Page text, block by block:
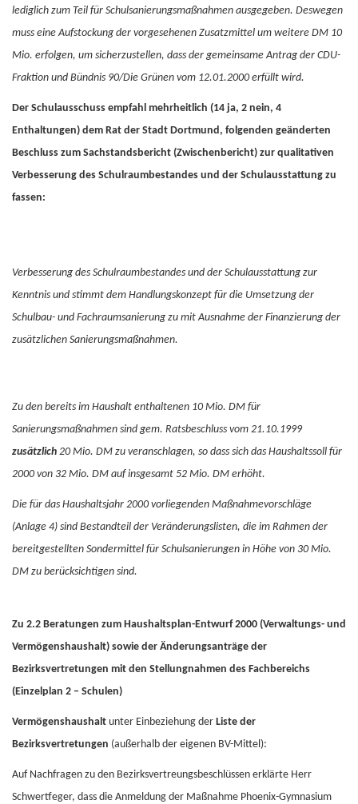
lediglich zum Teil für Schulsanierungsmaßnahmen ausgegeben. Deswegen
muss eine Aufstockung der vorgesehenen Zusatzmittel um weitere DM 10
Mio. erfolgen, um sicherzustellen, dass der gemeinsame Antrag der CDU-
Fraktion und Bündnis 90/Die Grünen vom 12.01.2000 erfüllt wird.
Der Schulausschuss empfahl mehrheitlich (14 ja, 2 nein, 4
Enthaltungen) dem Rat der Stadt Dortmund, folgenden geänderten
Beschluss zum Sachstandsbericht (Zwischenbericht) zur qualitativen
Verbesserung des Schulraumbestandes und der Schulausstattung zu
fassen:
Verbesserung des Schulraumbestandes und der Schulausstattung zur
Kenntnis und stimmt dem Handlungskonzept für die Umsetzung der
Schulbau- und Fachraumsanierung zu mit Ausnahme der Finanzierung der
zusätzlichen Sanierungsmaßnahmen.
Zu den bereits im Haushalt enthaltenen 10 Mio. DM für
Sanierungsmaßnahmen sind gem. Ratsbeschluss vom 21.10.1999
zusätzlich 20 Mio. DM zu veranschlagen, so dass sich das Haushaltssoll für
2000 von 32 Mio. DM auf insgesamt 52 Mio. DM erhöht.
Die für das Haushaltsjahr 2000 vorliegenden Maßnahmevorschläge
(Anlage 4) sind Bestandteil der Veränderungslisten, die im Rahmen der
bereitgestellten Sondermittel für Schulsanierungen in Höhe von 30 Mio.
DM zu berücksichtigen sind.
Zu 2.2 Beratungen zum Haushaltsplan-Entwurf 2000 (Verwaltungs- und
Vermögenshaushalt) sowie der Änderungsanträge der
Bezirksvertretungen mit den Stellungnahmen des Fachbereichs
(Einzelplan 2 – Schulen)
Vermögenshaushalt unter Einbeziehung der Liste der
Bezirksvertretungen (außerhalb der eigenen BV-Mittel):
Auf Nachfragen zu den Bezirksvertreungsbeschlüssen erklärte Herr
Schwertfeger, dass die Anmeldung der Maßnahme Phoenix-Gymnasium